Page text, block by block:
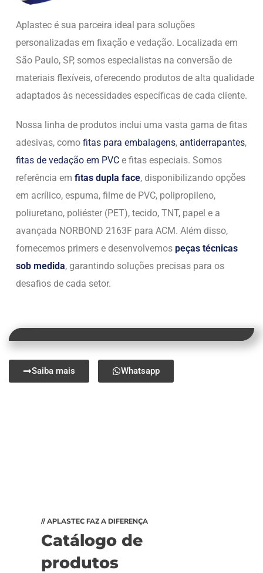
Aplastec é sua parceira ideal para soluções
personalizadas em fixação e vedação. Localizada em
São Paulo, SP, somos especialistas na conversão de
materiais flexíveis, oferecendo produtos de alta qualidade
adaptados às necessidades específicas de cada cliente.
Nossa linha de produtos inclui uma vasta gama de fitas
adesivas, como fitas para embalagens, antiderrapantes,
fitas de vedação em PVC e fitas especiais. Somos
referência em fitas dupla face, disponibilizando opções
em acrílico, espuma, filme de PVC, polipropileno,
poliuretano, poliéster (PET), tecido, TNT, papel e a
avançada NORBOND 2163F para ACM. Além disso,
fornecemos primers e desenvolvemos peças técnicas
sob medida, garantindo soluções precisas para os
desafios de cada setor.
Saiba mais Whatsapp
// APLASTEC FAZ A DIFERENÇA
Catálogo de
produtos